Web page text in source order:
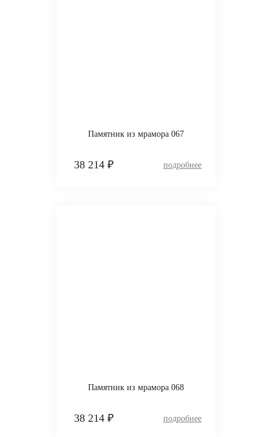
Памятник из мрамора 067
38 214 ₽
Памятник из мрамора 068
38 214 ₽